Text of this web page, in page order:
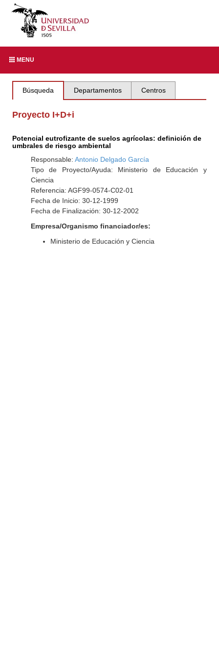
MENU
Búsqueda Departamentos Centros
Proyecto I+D+i
Potencial eutrofizante de suelos agrícolas: definición de
umbrales de riesgo ambiental
Responsable: Antonio Delgado García
Tipo de Proyecto/Ayuda: Ministerio de Educación y
Ciencia
Referencia: AGF99-0574-C02-01
Fecha de Inicio: 30-12-1999
Fecha de Finalización: 30-12-2002
Empresa/Organismo financiador/es:
Ministerio de Educación y Ciencia